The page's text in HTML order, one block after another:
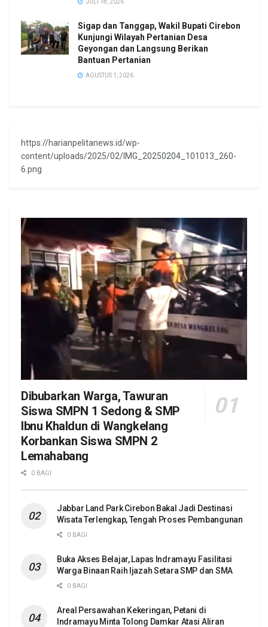
Sigap dan Tanggap, Wakil Bupati Cirebon
Kunjungi Wilayah Pertanian Desa
Geyongan dan Langsung Berikan
Bantuan Pertanian
AGUSTUS 1, 2026
https://harianpelitanews.id/wp-
content/uploads/2025/02/IMG_20250204_101013_260-
6.png
Dibubarkan Warga, Tawuran
Siswa SMPN 1 Sedong & SMP
Ibnu Khaldun di Wangkelang
Korbankan Siswa SMPN 2
Lemahabang
0 BAGI
Jabbar Land Park Cirebon Bakal Jadi Destinasi
Wisata Terlengkap, Tengah Proses Pembangunan
0 BAGI
Buka Akses Belajar, Lapas Indramayu Fasilitasi
Warga Binaan Raih Ijazah Setara SMP dan SMA
0 BAGI
Areal Persawahan Kekeringan, Petani di
Indramayu Minta Tolong Damkar Atasi Aliran